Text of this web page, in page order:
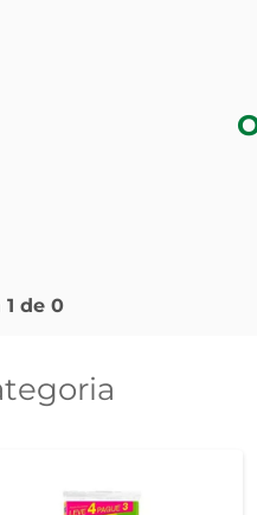
1 de 0